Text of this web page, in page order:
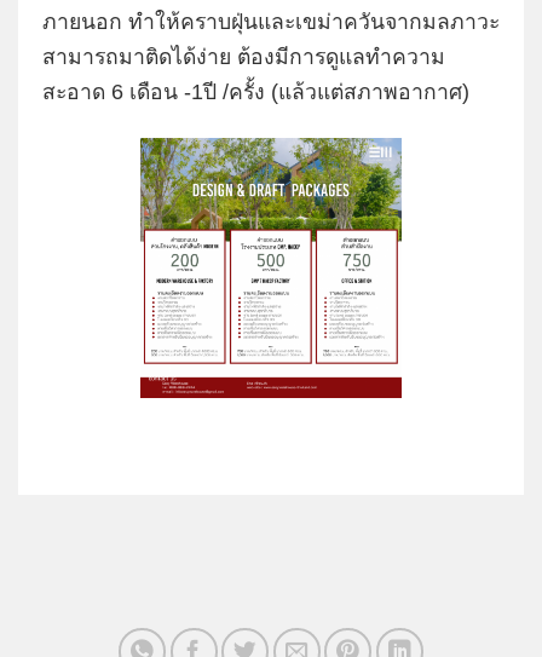
ภายนอก ทำให้คราบฝุ่นและเขม่าควันจากมลภาวะ
สามารถมาติดได้ง่าย ต้องมีการดูแลทำความ
สะอาด 6 เดือน -1ปี /ครั้ง (แล้วแต่สภาพอากาศ)